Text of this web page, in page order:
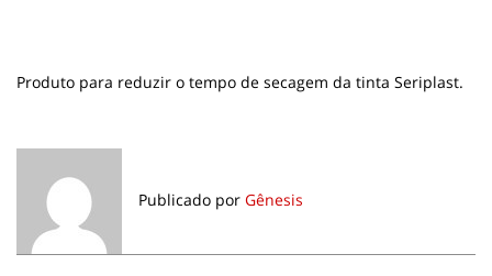
Produto para reduzir o tempo de secagem da tinta Seriplast.
Publicado por Gênesis